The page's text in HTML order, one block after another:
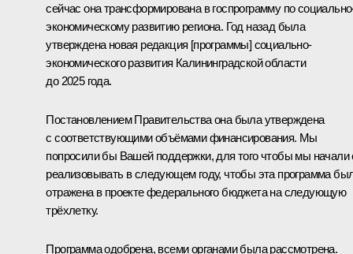
сейчас она трансформирована в госпрограмму по
экономическому развитию региона. Год назад была
утверждена новая редакция [программы] социально-
экономического развития Калининградской области
до 2025 года.
Постановлением Правительства она была утверждена
с соответствующими объёмами финансирования. Мы
попросили бы Вашей поддержки, для того чтобы мы начали
реализовывать в следующем году, чтобы эта программа
отражена в проекте федерального бюджета на следующую
трёхлетку.
Программа одобрена, всеми органами была рассмотрена.